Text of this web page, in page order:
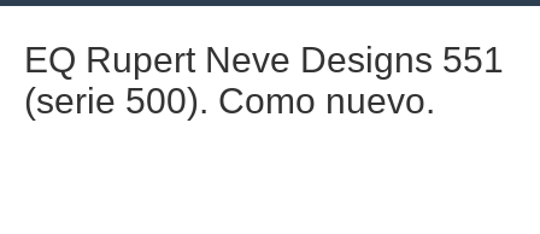
EQ Rupert Neve Designs 551
(serie 500). Como nuevo.